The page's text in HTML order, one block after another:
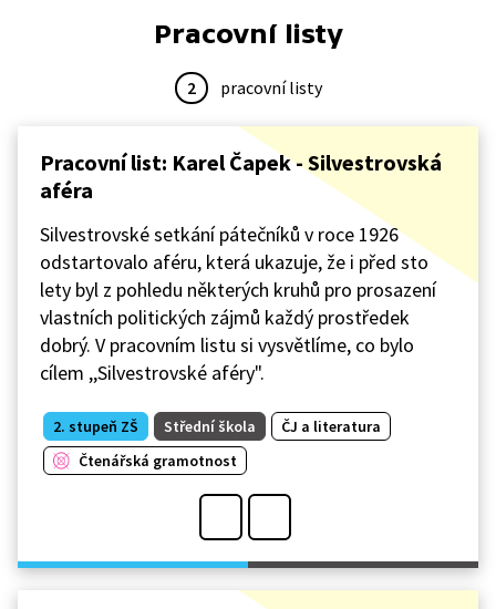
Pracovní listy
2 pracovní listy
Pracovní list: Karel Čapek - Silvestrovská
aféra
Silvestrovské setkání pátečníků v roce 1926
odstartovalo aféru, která ukazuje, že i před sto
lety byl z pohledu některých kruhů pro prosazení
vlastních politických zájmů každý prostředek
dobrý. V pracovním listu si vysvětlíme, co bylo
cílem ,,Silvestrovské aféry".
2. stupeň ZŠ Střední škola
ČJ a literatura
Čtenářská gramotnost